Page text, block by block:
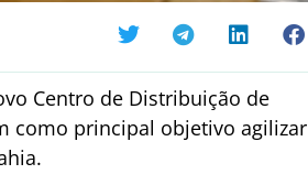
Centro de Distribuição de
como principal objetivo agilizar